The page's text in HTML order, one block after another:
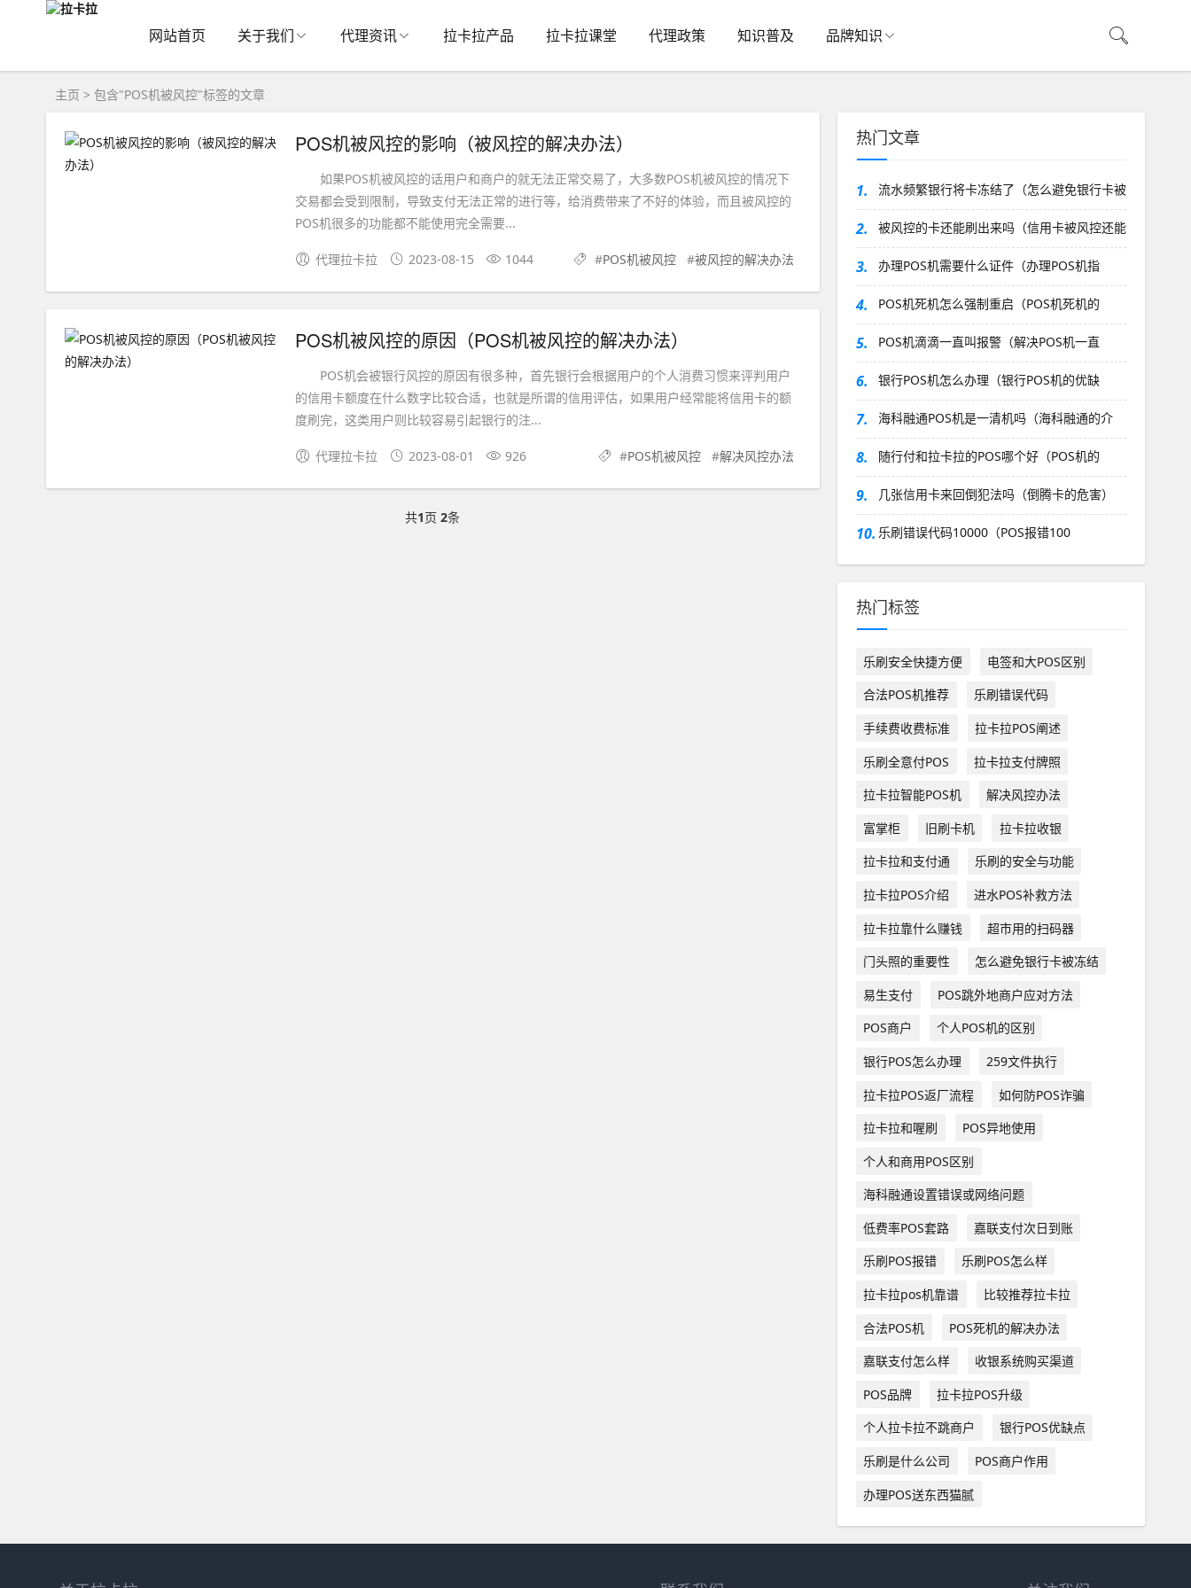
网站首页 关于我们 代理资讯 拉卡拉产品 拉卡拉课堂 代理政策 知识普及 品牌知识
主页 > 包含"POS机被风控"标签的文章
POS机被风控的影响（被风控的解决办法）
如果POS机被风控的话用户和商户的就无法正常交易了，大多数POS机被风控的情况下
交易都会受到限制，导致支付无法正常的进行等，给消费带来了不好的体验，而且被风控的
POS机很多的功能都不能使用完全需要...
代理拉卡拉 2023-08-15 1044 #POS机被风控 #被风控的解决办法
POS机被风控的原因（POS机被风控的解决办法）
POS机会被银行风控的原因有很多种，首先银行会根据用户的个人消费习惯来评判用户
的信用卡额度在什么数字比较合适，也就是所谓的信用评估，如果用户经常能将信用卡的额
度刷完，这类用户则比较容易引起银行的注...
代理拉卡拉 2023-08-01 926 #POS机被风控 #解决风控办法
共1页2条
热门文章
1. 流水频繁银行将卡冻结了（怎么避免银行卡被
2. 被风控的卡还能刷出来吗（信用卡被风控还能
3. 办理POS机需要什么证件（办理POS机指
4. POS机死机怎么强制重启（POS机死机的
5. POS机滴滴一直叫报警（解决POS机一直
6. 银行POS机怎么办理（银行POS机的优缺
7. 海科融通POS机是一清机吗（海科融通的介
8. 随行付和拉卡拉的POS哪个好（POS机的
9. 几张信用卡来回倒犯法吗（倒腾卡的危害）
10. 乐刷错误代码10000（POS报错100
热门标签
乐刷安全快捷方便
电签和大POS区别
合法POS机推荐
乐刷错误代码
手续费收费标准
拉卡拉POS阐述
乐刷全意付POS
拉卡拉支付牌照
拉卡拉智能POS机
解决风控办法
富掌柜
旧刷卡机
拉卡拉收银
拉卡拉和支付通
乐刷的安全与功能
拉卡拉POS介绍
进水POS补救方法
拉卡拉靠什么赚钱
超市用的扫码器
门头照的重要性
怎么避免银行卡被冻结
易生支付
POS跳外地商户应对方法
POS商户
个人POS机的区别
银行POS怎么办理
259文件执行
拉卡拉POS返厂流程
如何防POS诈骗
拉卡拉和喔刷
POS异地使用
个人和商用POS区别
海科融通设置错误或网络问题
低费率POS套路
嘉联支付次日到账
乐刷POS报错
乐刷POS怎么样
拉卡拉pos机靠谱
比较推荐拉卡拉
合法POS机
POS死机的解决办法
嘉联支付怎么样
收银系统购买渠道
POS品牌
拉卡拉POS升级
个人拉卡拉不跳商户
银行POS优缺点
乐刷是什么公司
POS商户作用
办理POS送东西猫腻